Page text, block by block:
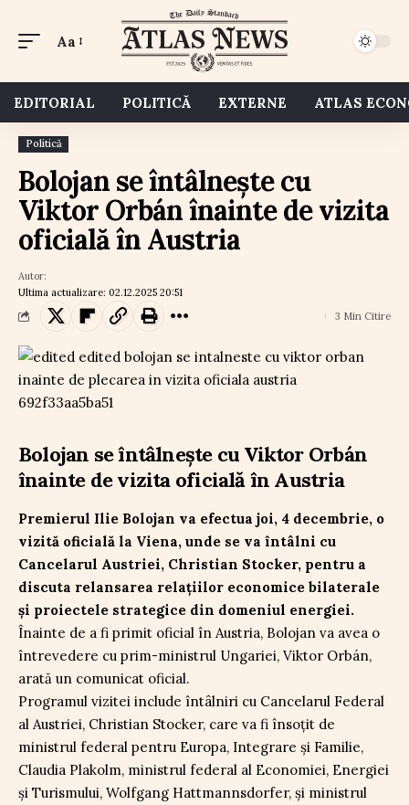
Aa
EDITORIAL POLITICĂ EXTERNE ATLAS
Politică
Bolojan se întâlnește cu
Viktor Orbán înainte de vizita
oficială în Austria
Ultima actualizare: 02.12.2025 20:51
Autor:
3 Min Citire
Bolojan se întâlnește cu Viktor Orbán
înainte de vizita oficială în Austria
Premierul Ilie Bolojan va efectua joi, 4 decembrie, o
vizită oficială la Viena, unde se va întâlni cu
Cancelarul Austriei, Christian Stocker, pentru a
discuta relansarea relațiilor economice bilaterale
și proiectele strategice din domeniul energiei.
Înainte de a fi primit oficial în Austria, Bolojan va avea o
întrevedere cu prim-ministrul Ungariei, Viktor Orbán,
arată un comunicat oficial.
Programul vizitei include întâlniri cu Cancelarul Federal
al Austriei, Christian Stocker, care va fi însoțit de
ministrul federal pentru Europa, Integrare și Familie,
Claudia Plakolm, ministrul federal al Economiei, Energiei
și Turismului, Wolfgang Hattmannsdorfer, și ministrul